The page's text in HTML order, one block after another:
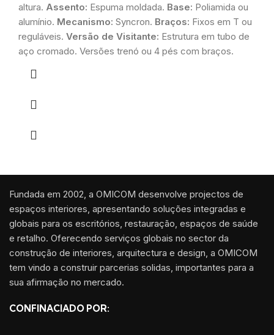
altura. Assento: Espuma moldada. Base: Poliamida ou
alumínio. Mecanismo: Syncron. Braços: Fixos em T ou
reguláveis. Versão de Visitante: Estrutura em tubo de
aço cromado. Versões trenó ou 4 pés com braços.
Fundada em 2002, a OMICOM desenvolve projectos de
espaços interiores, apresentando soluções integradas e
globais para os escritórios, restauração, espaços de saúde
e retalho. Oferecendo serviços globais no sector da
construção de interiores, arquitectura e design, a OMICOM
tem vindo a construir parcerias solidas, importantes para a
sua afirmação no mercado.
CONFINACIADO POR: